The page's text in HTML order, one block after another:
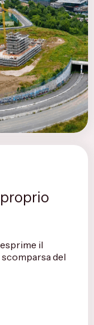
il
del